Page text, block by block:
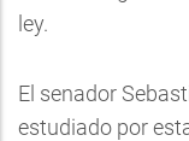
ley.
El senador
estudiado por